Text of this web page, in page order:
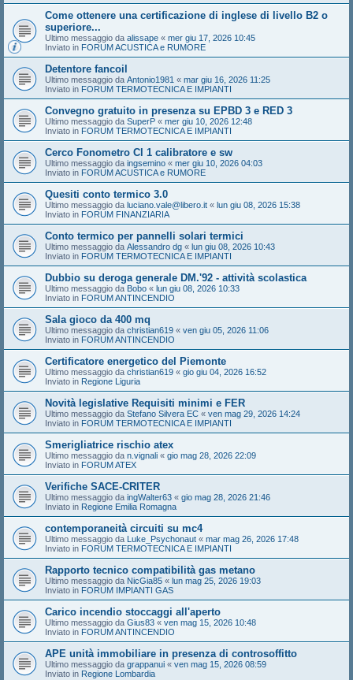
Come ottenere una certificazione di inglese di livello B2 o
superiore...
Ultimo messaggio da alissape « mer giu 17, 2026 10:45
Inviato in FORUM ACUSTICA e RUMORE
Detentore fancoil
Ultimo messaggio da Antonio1981 « mar giu 16, 2026 11:25
Inviato in FORUM TERMOTECNICA E IMPIANTI
Convegno gratuito in presenza su EPBD 3 e RED 3
Ultimo messaggio da SuperP « mer giu 10, 2026 12:48
Inviato in FORUM TERMOTECNICA E IMPIANTI
Cerco Fonometro Cl 1 calibratore e sw
Ultimo messaggio da ingsemino « mer giu 10, 2026 04:03
Inviato in FORUM ACUSTICA e RUMORE
Quesiti conto termico 3.0
Ultimo messaggio da luciano.vale@libero.it « lun giu 08, 2026 15:38
Inviato in FORUM FINANZIARIA
Conto termico per pannelli solari termici
Ultimo messaggio da Alessandro dg « lun giu 08, 2026 10:43
Inviato in FORUM TERMOTECNICA E IMPIANTI
Dubbio su deroga generale DM.'92 - attività scolastica
Ultimo messaggio da Bobo « lun giu 08, 2026 10:33
Inviato in FORUM ANTINCENDIO
Sala gioco da 400 mq
Ultimo messaggio da christian619 « ven giu 05, 2026 11:06
Inviato in FORUM ANTINCENDIO
Certificatore energetico del Piemonte
Ultimo messaggio da christian619 « gio giu 04, 2026 16:52
Inviato in Regione Liguria
Novità legislative Requisiti minimi e FER
Ultimo messaggio da Stefano Silvera EC « ven mag 29, 2026 14:24
Inviato in FORUM TERMOTECNICA E IMPIANTI
Smerigliatrice rischio atex
Ultimo messaggio da n.vignali « gio mag 28, 2026 22:09
Inviato in FORUM ATEX
Verifiche SACE-CRITER
Ultimo messaggio da ingWalter63 « gio mag 28, 2026 21:46
Inviato in Regione Emilia Romagna
contemporaneità circuiti su mc4
Ultimo messaggio da Luke_Psychonaut « mar mag 26, 2026 17:48
Inviato in FORUM TERMOTECNICA E IMPIANTI
Rapporto tecnico compatibilità gas metano
Ultimo messaggio da NicGia85 « lun mag 25, 2026 19:03
Inviato in FORUM IMPIANTI GAS
Carico incendio stoccaggi all'aperto
Ultimo messaggio da Gius83 « ven mag 15, 2026 10:48
Inviato in FORUM ANTINCENDIO
APE unità immobiliare in presenza di controsoffitto
Ultimo messaggio da grappanui « ven mag 15, 2026 08:59
Inviato in Regione Lombardia